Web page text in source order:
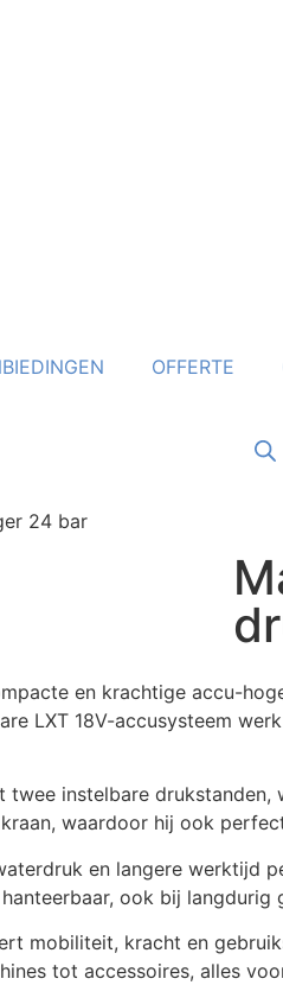
OFFERTE
24 bar
en krachtige accu-
LXT 18V-accusysteem
instelbare
waardoor hij ook
en langere werktijd
ook bij langdurig
mobiliteit, kracht en
tot accessoires, alles